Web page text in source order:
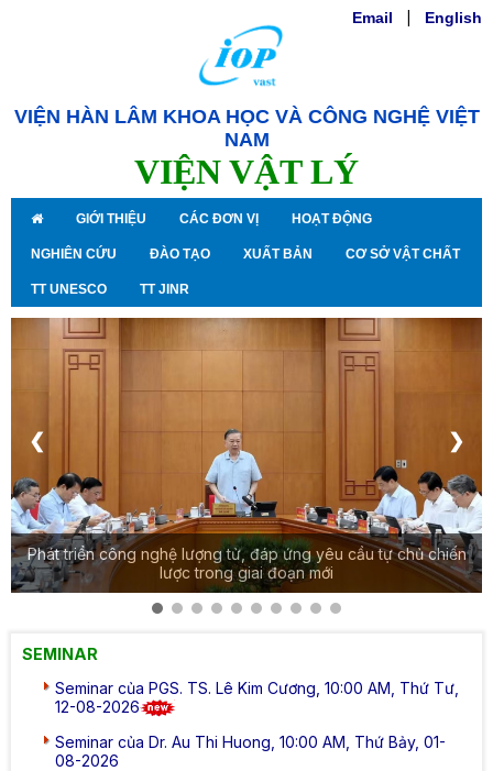
VIỆN HÀN LÂM KHOA HỌC VÀ CÔNG NGHỆ VIỆT
NAM
VIỆN VẬT LÝ
Email English
GIỚI THIỆU CÁC ĐƠN VỊ HOẠT ĐỘNG
NGHIÊN CỨU ĐÀO TẠO XUẤT BẢN CƠ SỞ VẬT CHẤT
TT UNESCO TT JINR
Phát triển công nghệ lượng tử, đáp ứng yêu cầu tự chủ chiến
lược trong giai đoạn mới
❮ ❯
SEMINAR
Seminar của PGS. TS. Lê Kim Cương, 10:00 AM, Thứ Tư,
12-08-2026
Seminar của Dr. Au Thi Huong, 10:00 AM, Thứ Bảy, 01-
08-2026